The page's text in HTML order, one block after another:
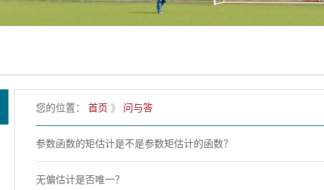
您的位置： 首页 》 问与答
参数函数的矩估计是不是参数矩估计的函数？
无偏估计是否唯一？